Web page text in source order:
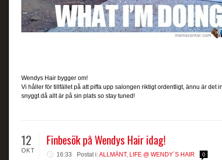
Wendys Hair bygger om!
Vi håller för tillfället på att piffa upp salongen riktigt ordentligt, ännu är det
snyggt då allt är på sin plats so stay tuned!
12
OKT
Finbesök på Wendys Hair idag!
16:33 Postat i:ALLMÄNT, LIFE @ WENDY´S HAIR 0